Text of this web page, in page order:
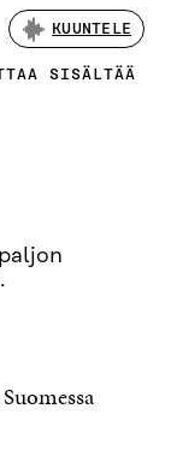
KUUNTELE
SISÄLTÄÄ